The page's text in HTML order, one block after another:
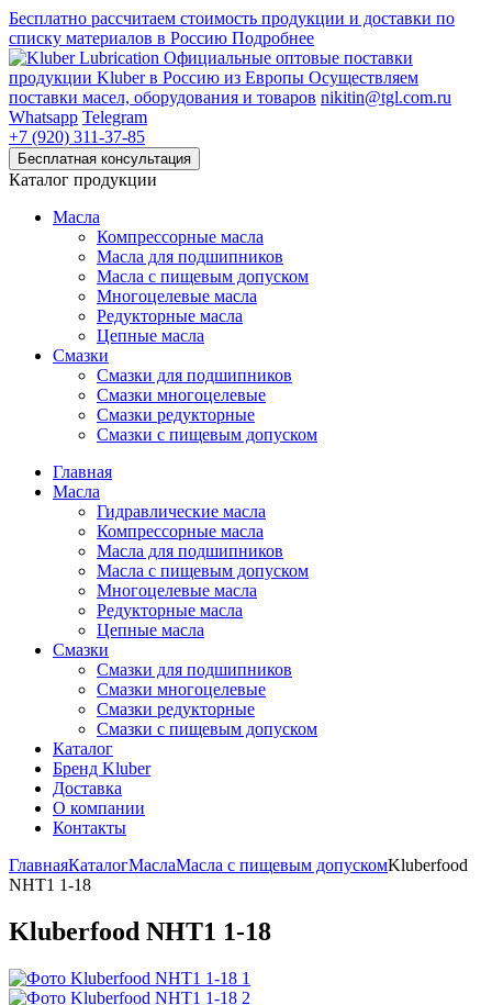
Бесплатно рассчитаем стоимость продукции и доставки по
списку материалов в Россию Подробнее
Официальные оптовые поставки
продукции Kluber в Россию из Европы Осуществляем
поставки масел, оборудования и товаров nikitin@tgl.com.ru
Whatsapp Telegram
+7 (920) 311-37-85
Каталог продукции
Масла
Компрессорные масла
Масла для подшипников
Масла с пищевым допуском
Многоцелевые масла
Редукторные масла
Цепные масла
Смазки
Смазки для подшипников
Смазки многоцелевые
Смазки редукторные
Смазки с пищевым допуском
Главная
Масла
Гидравлические масла
Компрессорные масла
Масла для подшипников
Масла с пищевым допуском
Многоцелевые масла
Редукторные масла
Цепные масла
Смазки
Смазки для подшипников
Смазки многоцелевые
Смазки редукторные
Смазки с пищевым допуском
Каталог
Бренд Kluber
Доставка
О компании
Контакты
ГлавнаяКаталогМаслаМасла с пищевым допускомKluberfood
NHT1 1-18
Kluberfood NHT1 1-18